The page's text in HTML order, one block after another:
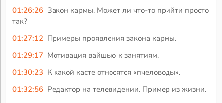
01:26:26 Закон кармы. Может ли что-то прийти просто
так?
01:27:12 Примеры проявления закона кармы.
01:29:17 Мотивация вайшью к занятиям.
01:30:23 К какой касте относятся «пчеловоды».
01:32:56 Редактор на телевидении. Пример из жизни.